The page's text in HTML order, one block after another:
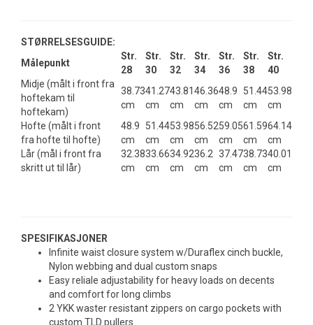
STØRRELSESGUIDE:
Målepunkt
Str.
28
Str.
30
Str.
32
Str.
34
Str.
36
Str.
38
Str.
40
Midje (målt i front fra
hoftekam til
hoftekam)
38.73
cm
41.27
cm
43.81
cm
46.36
cm
48.9
cm
51.44
cm
53.98
cm
Hofte (målt i front
fra hofte til hofte)
48.9
cm
51.44
cm
53.98
cm
56.52
cm
59.05
cm
61.59
cm
64.14
cm
Lår (mål i front fra
skritt ut til lår)
32.38
cm
33.66
cm
34.92
cm
36.2
cm
37.47
cm
38.73
cm
40.01
cm
SPESIFIKASJONER
Infinite waist closure system w/Duraflex cinch buckle,
Nylon webbing and dual custom snaps
Easy reliale adjustability for heavy loads on decents
and comfort for long climbs
2 YKK waster resistant zippers on cargo pockets with
custom TLD pullers